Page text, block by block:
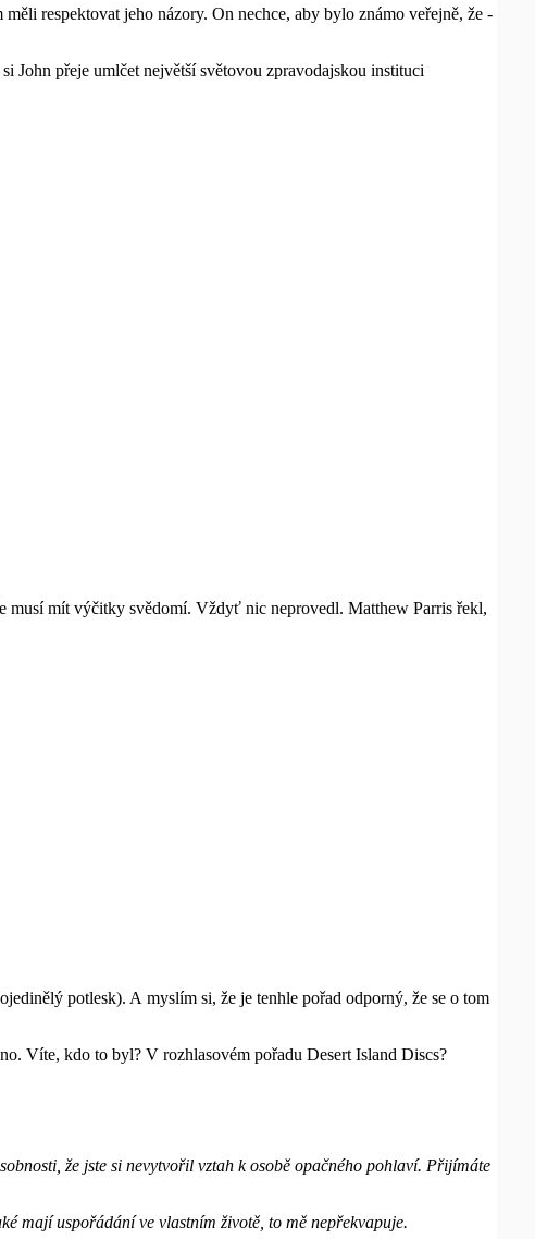
respektovat jeho názory. On nechce, aby bylo známo veřejně, že -
John přeje umlčet největší světovou zpravodajskou instituci
musí mít výčitky svědomí. Vždyť nic neprovedl. Matthew Parris řekl,
potlesk). A myslím si, že je tenhle pořad odporný, že se o tom
Víte, kdo to byl? V rozhlasovém pořadu Desert Island Discs?
že jste si nevytvořil vztah k osobě opačného pohlaví. Přijímáte
mají uspořádání ve vlastním životě, to mě nepřekvapuje.